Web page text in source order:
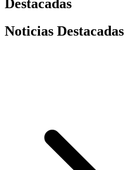
Destacadas
Noticias Destacadas